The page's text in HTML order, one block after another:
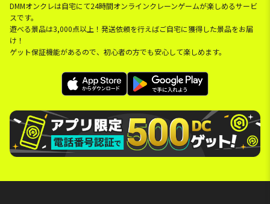
DMMオンクレは自宅にて24時間オンラインクレーンゲームが楽しめるサービ
スです。
遊べる景品は3,000点以上！発送依頼を行えばご自宅に獲得した景品をお届
け！
ゲット保証機能があるので、初心者の方でも安心して楽しめます。